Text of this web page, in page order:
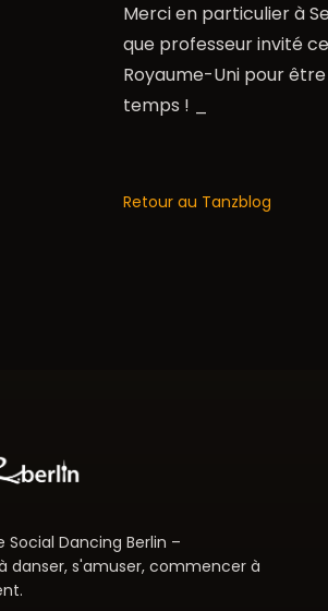
Merci en particulier à
que professeur invité
Royaume-Uni pour
temps ! _
Retour au Tanzblog
Social Dancing Berlin –
danser, s'amuser, commencer à